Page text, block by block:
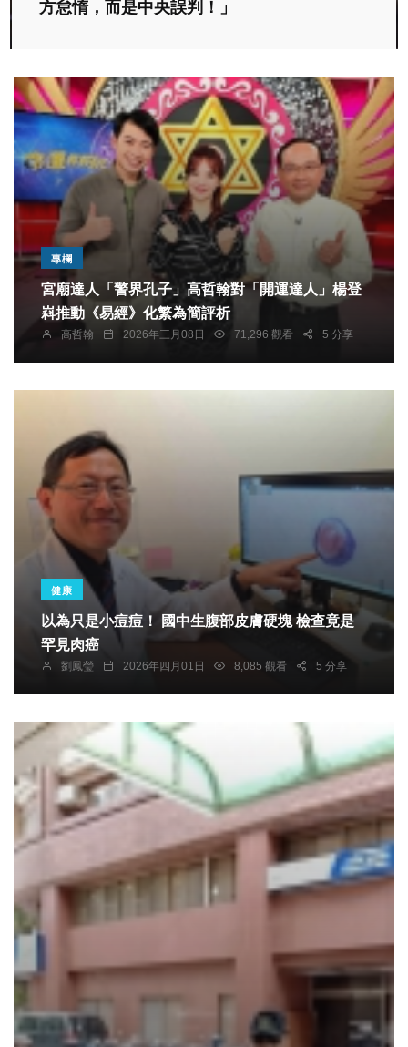
方怠惰，而是中央誤判！」
專欄
宮廟達人「警界孔子」高哲翰對「開運達人」楊登
嵙推動《易經》化繁為簡評析
高哲翰 2026年三月08日 71,296 觀看 5 分享
健康
以為只是小痘痘！ 國中生腹部皮膚硬塊 檢查竟是
罕見肉癌
劉鳳瑩 2026年四月01日 8,085 觀看 5 分享